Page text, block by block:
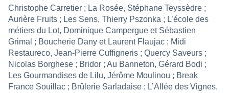
Christophe Carretier ; La Rosée, Stéphane Teyssèdre ;
Aurière Fruits ; Les Sens, Thierry Pszonka ; L’école des
métiers du Lot, Dominique Campergue et Sébastien
Grimal ; Boucherie Dany et Laurent Flaujac ; Midi
Restaureco, Jean-Pierre Cuffigneris ; Quercy Saveurs ;
Nicolas Borghese ; Bridor ; Au Banneton, Gérard Bodi ;
Les Gourmandises de Lilu, Jérôme Moulinou ; Break
France Souillac ; Brûlerie Sarladaise ; L’Allée des Vignes,